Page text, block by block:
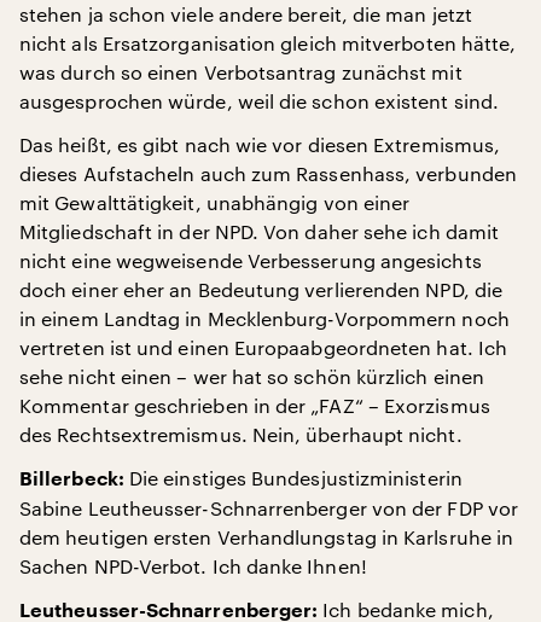
stehen ja schon viele andere bereit, die man jetzt
nicht als Ersatzorganisation gleich mitverboten hätte,
was durch so einen Verbotsantrag zunächst mit
ausgesprochen würde, weil die schon existent sind.
Das heißt, es gibt nach wie vor diesen Extremismus,
dieses Aufstacheln auch zum Rassenhass, verbunden
mit Gewalttätigkeit, unabhängig von einer
Mitgliedschaft in der NPD. Von daher sehe ich damit
nicht eine wegweisende Verbesserung angesichts
doch einer eher an Bedeutung verlierenden NPD, die
in einem Landtag in Mecklenburg-Vorpommern noch
vertreten ist und einen Europaabgeordneten hat. Ich
sehe nicht einen – wer hat so schön kürzlich einen
Kommentar geschrieben in der „FAZ“ – Exorzismus
des Rechtsextremismus. Nein, überhaupt nicht.
Billerbeck: Die einstiges Bundesjustizministerin
Sabine Leutheusser-Schnarrenberger von der FDP vor
dem heutigen ersten Verhandlungstag in Karlsruhe in
Sachen NPD-Verbot. Ich danke Ihnen!
Leutheusser-Schnarrenberger: Ich bedanke mich,